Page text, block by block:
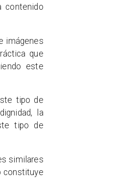
contenido
imágenes
que
este
tipo de
la
tipo de
similares
constituye